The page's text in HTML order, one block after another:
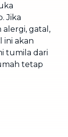
Jika
alergi, gatal,
ini akan
tumila dari
tetap